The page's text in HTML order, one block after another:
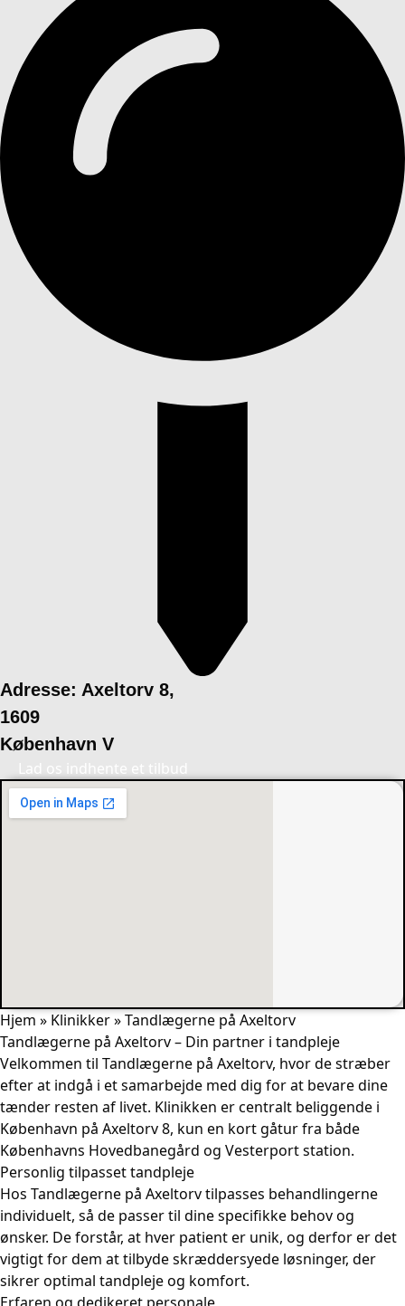
Adresse: Axeltorv 8,
1609
København V
Lad os indhente et tilbud
Hjem » Klinikker»Tandlægerne på Axeltorv
Tandlægerne på Axeltorv – Din partner i tandpleje
Velkommen til Tandlægerne på Axeltorv, hvor de stræber
efter at indgå i et samarbejde med dig for at bevare dine
tænder resten af livet. Klinikken er centralt beliggende i
København på Axeltorv 8, kun en kort gåtur fra både
Københavns Hovedbanegård og Vesterport station.
Personlig tilpasset tandpleje
Hos Tandlægerne på Axeltorv tilpasses behandlingerne
individuelt, så de passer til dine specifikke behov og
ønsker. De forstår, at hver patient er unik, og derfor er det
vigtigt for dem at tilbyde skræddersyede løsninger, der
sikrer optimal tandpleje og komfort.